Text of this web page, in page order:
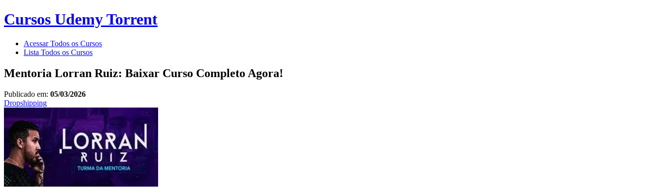
Cursos Udemy Torrent
Acessar Todos os Cursos
Lista Todos os Cursos
Mentoria Lorran Ruiz: Baixar Curso Completo Agora!
Publicado em: 05/03/2026
Dropshipping